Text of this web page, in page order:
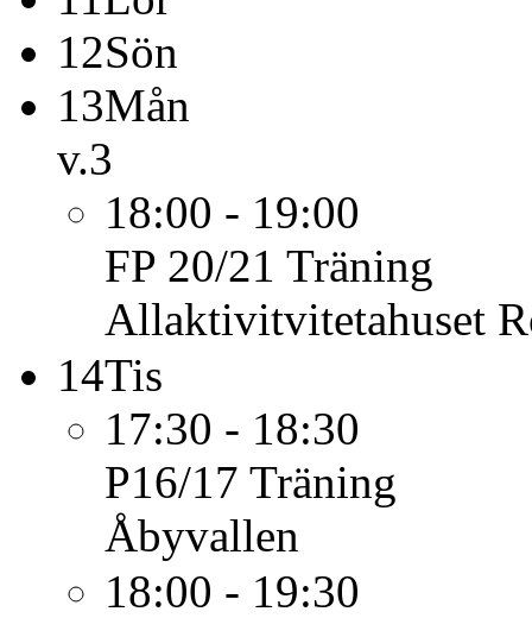
12Sön
13Mån
v.3
18:00 - 19:00
FP 20/21 Träning
Allaktivitvitetahuset
14Tis
17:30 - 18:30
P16/17 Träning
Åbyvallen
18:00 - 19:30